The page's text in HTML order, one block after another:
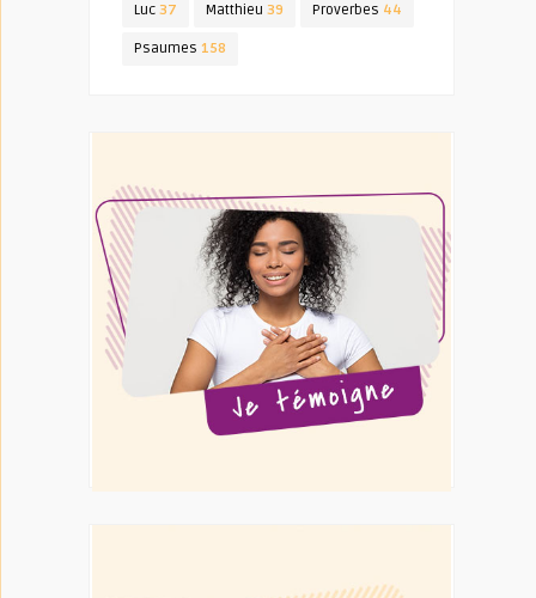
Luc 37 Matthieu 39 Proverbes 44
Psaumes 158